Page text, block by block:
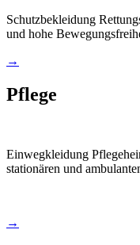
Schutzbekleidung
und hohe
→
Pflege
Einwegkleidung
stationären und
→